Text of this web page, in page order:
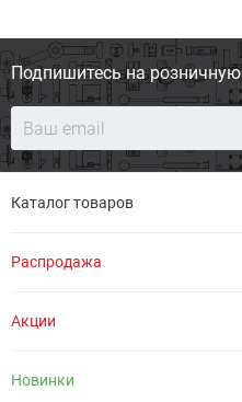
Подпишитесь на розничную
Каталог товаров
Распродажа
Акции
Новинки